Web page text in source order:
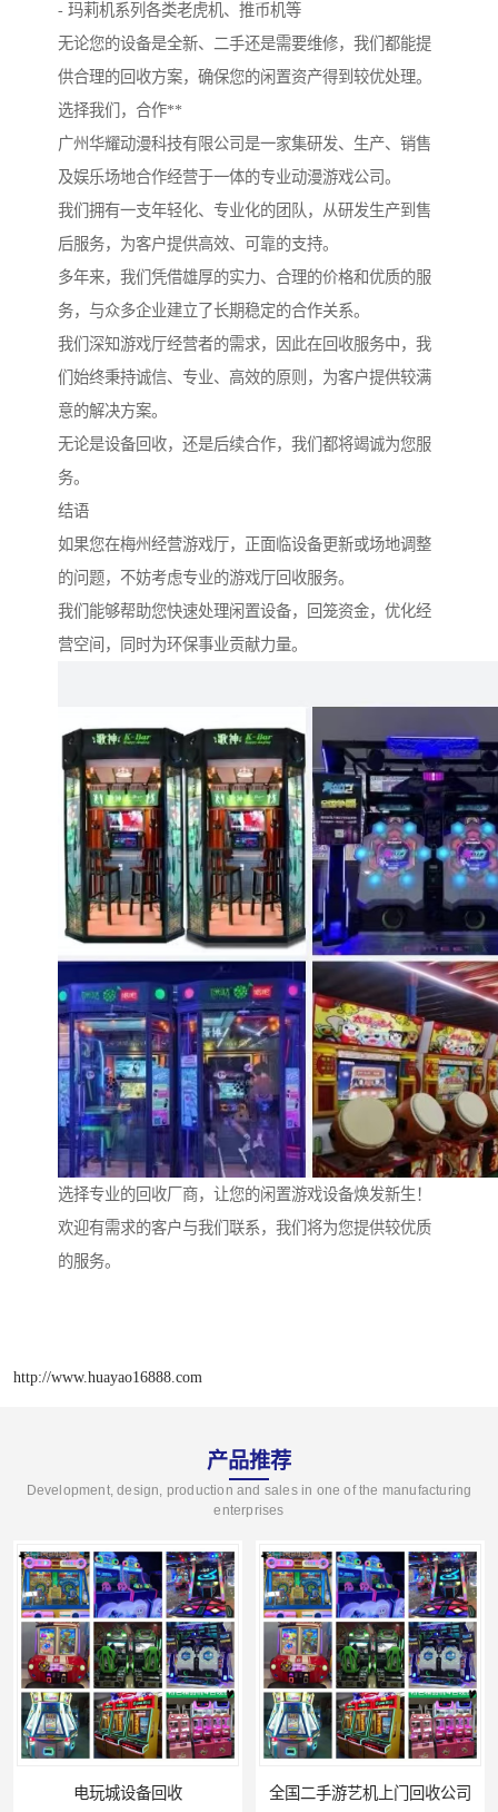
- 玛莉机系列各类老虎机、推币机等
无论您的设备是全新、二手还是需要维修，我们都能提
供合理的回收方案，确保您的闲置资产得到较优处理。
选择我们，合作**
广州华耀动漫科技有限公司是一家集研发、生产、销售
及娱乐场地合作经营于一体的专业动漫游戏公司。
我们拥有一支年轻化、专业化的团队，从研发生产到售
后服务，为客户提供高效、可靠的支持。
多年来，我们凭借雄厚的实力、合理的价格和优质的服
务，与众多企业建立了长期稳定的合作关系。
我们深知游戏厅经营者的需求，因此在回收服务中，我
们始终秉持诚信、专业、高效的原则，为客户提供较满
意的解决方案。
无论是设备回收，还是后续合作，我们都将竭诚为您服
务。
结语
如果您在梅州经营游戏厅，正面临设备更新或场地调整
的问题，不妨考虑专业的游戏厅回收服务。
我们能够帮助您快速处理闲置设备，回笼资金，优化经
营空间，同时为环保事业贡献力量。
选择专业的回收厂商，让您的闲置游戏设备焕发新生！
欢迎有需求的客户与我们联系，我们将为您提供较优质
的服务。
http://www.huayao16888.com
产品推荐
Development, design, production and sales in one of the manufacturing
enterprises
电玩城设备回收 全国二手游艺机上门回收公司